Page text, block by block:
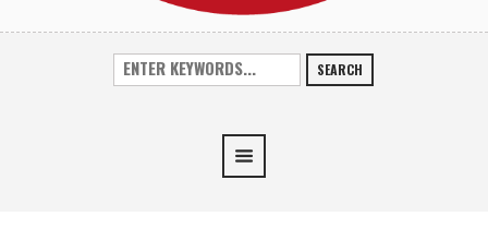
SEARCH